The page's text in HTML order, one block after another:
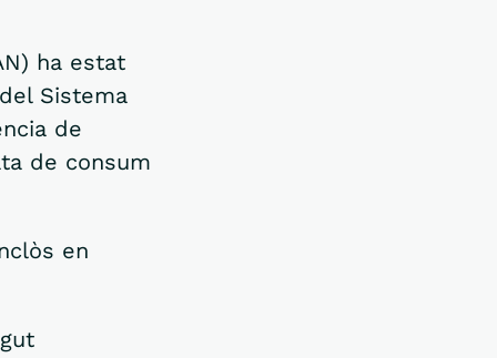
ha estat
Sistema
de
de consum
en